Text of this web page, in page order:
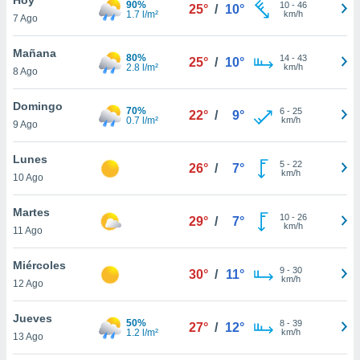
en
más
nuestra
de
cookies
aceptar
7 Ago
90%
1.7 l/m²
25° / 10° 10- 46
km/h
Mañana
8 Ago
80%
2.8 l/m²
25° / 10° 14- 43
km/h
Domingo
9 Ago
70%
0.7 l/m²
22° / 9° 6- 25
km/h
Lunes
10 Ago
26° / 7° 5- 22
km/h
Martes
11 Ago
29° / 7° 10- 26
km/h
Miércoles
12 Ago
30° / 11° 9- 30
km/h
Jueves
13 Ago
50%
1.2 l/m²
27° / 12° 8- 39
km/h